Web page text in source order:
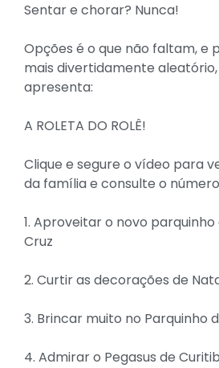
Sentar e chorar? Nunca!
Opções é o que não faltam, e
mais divertidamente aleatório,
apresenta:
A ROLETA DO ROLÊ!
Clique e segure o vídeo para
da família e consulte o
1. Aproveitar o novo
Cruz
2. Curtir as decorações de
3. Brincar muito no Parquinho
4. Admirar o Pegasus de